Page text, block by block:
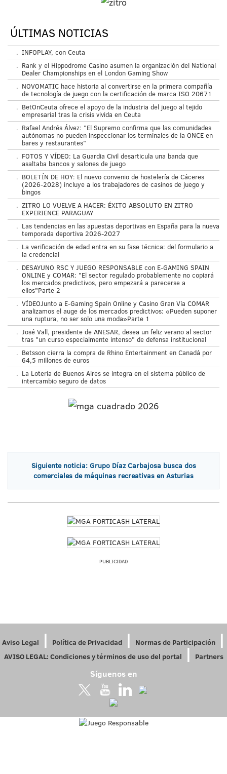
ÚLTIMAS NOTICIAS
. INFOPLAY, con Ceuta
. Rank y el Hippodrome Casino asumen la organización del National
Dealer Championships en el London Gaming Show
. NOVOMATIC hace historia al convertirse en la primera compañía
de tecnología de juego con la certificación de marca ISO 20671
. BetOnCeuta ofrece el apoyo de la industria del juego al tejido
empresarial tras la crisis vivida en Ceuta
. Rafael Andrés Álvez: "El Supremo confirma que las comunidades
autónomas no pueden inspeccionar los terminales de la ONCE en
bares y restaurantes"
. FOTOS Y VÍDEO: La Guardia Civil desarticula una banda que
asaltaba bancos y salones de juego
. BOLETÍN DE HOY: El nuevo convenio de hostelería de Cáceres
(2026-2028) incluye a los trabajadores de casinos de juego y
bingos
. ZITRO LO VUELVE A HACER: ÉXITO ABSOLUTO EN ZITRO
EXPERIENCE PARAGUAY
. Las tendencias en las apuestas deportivas en España para la nueva
temporada deportiva 2026-2027
. La verificación de edad entra en su fase técnica: del formulario a
la credencial
. DESAYUNO RSC Y JUEGO RESPONSABLE con E-GAMING SPAIN
ONLINE y COMAR: "El sector regulado probablemente no copiará
los mercados predictivos, pero empezará a parecerse a
ellos"Parte 2
. VÍDEOJunto a E-Gaming Spain Online y Casino Gran Vía COMAR
analizamos el auge de los mercados predictivos: «Pueden suponer
una ruptura, no ser solo una moda»Parte 1
. José Vall, presidente de ANESAR, desea un feliz verano al sector
tras "un curso especialmente intenso" de defensa institucional
. Betsson cierra la compra de Rhino Entertainment en Canadá por
64,5 millones de euros
. La Lotería de Buenos Aires se integra en el sistema público de
intercambio seguro de datos
Siguiente noticia: Grupo Díaz Carbajosa busca dos
comerciales de máquinas recreativas en Asturias
PUBLICIDAD
Aviso Legal | Política de Privacidad | Normas de Participación |
AVISO LEGAL: Condiciones y términos de uso del portal |Partners
Síguenos en